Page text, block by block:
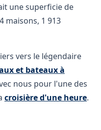
une superficie de
maisons, 1 913
vers le légendaire
et bateaux à
nous pour l'une des
croisière d'une heure.